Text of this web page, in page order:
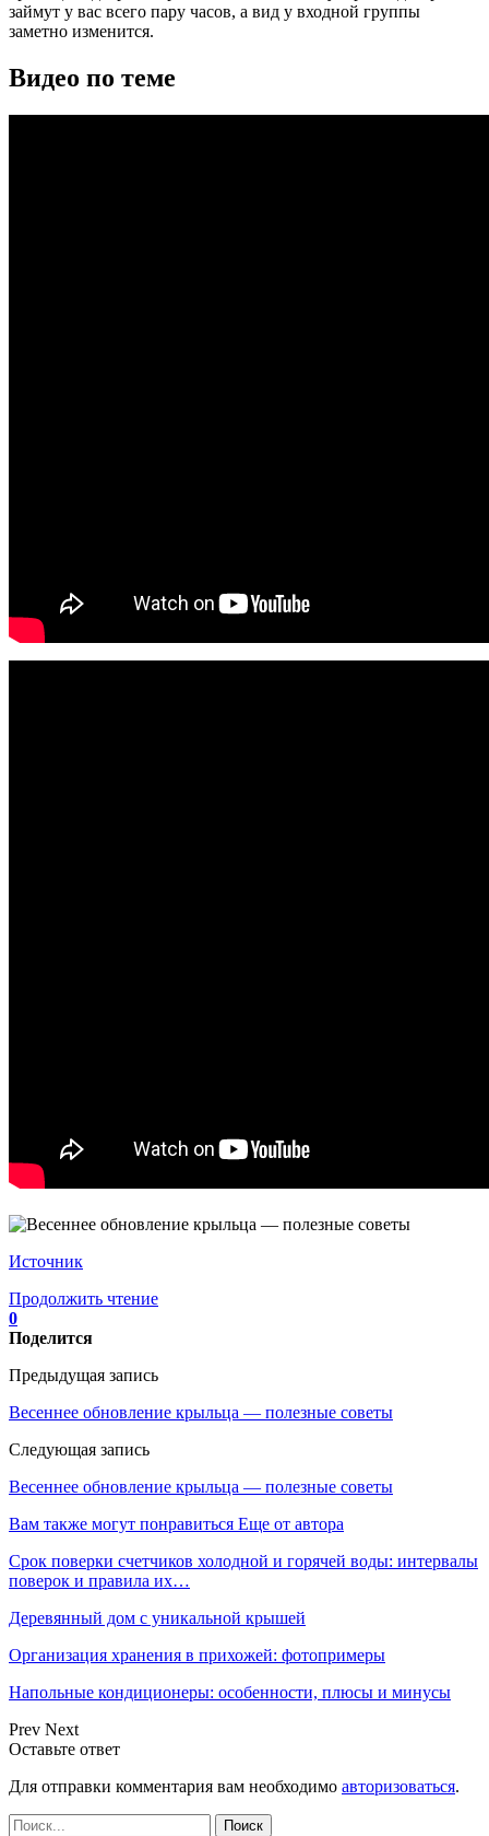
займут у вас всего пару часов, а вид у входной группы
заметно изменится.
Видео по теме
Источник
Продолжить чтение
0
Поделится
Предыдущая запись
Весеннее обновление крыльца — полезные советы
Следующая запись
Весеннее обновление крыльца — полезные советы
Вам также могут понравиться Еще от автора
Срок поверки счетчиков холодной и горячей воды: интервалы
поверок и правила их…
Деревянный дом с уникальной крышей
Организация хранения в прихожей: фотопримеры
Напольные кондиционеры: особенности, плюсы и минусы
Prev Next
Оставьте ответ
Для отправки комментария вам необходимо авторизоваться.